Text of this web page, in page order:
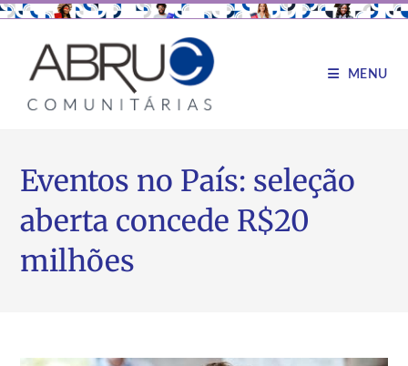
MENU
Eventos no País: seleção
aberta concede R$20
milhões